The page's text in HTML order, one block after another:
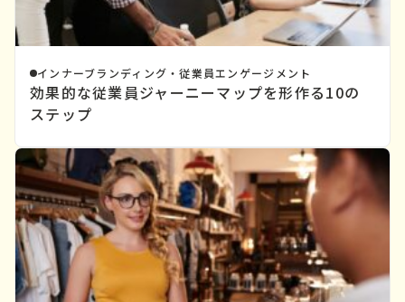
効果的な従業員ジャーニーマップを形作る10の
ステップ
インナーブランディング・従業員エンゲージメント